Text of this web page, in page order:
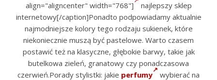
align="aligncenter" width="768"]
najlepszy sklep
internetowy[/caption]Ponadto podpowiadamy aktualnie
najmodniejsze kolory tego rodzaju sukienek, które
niekoniecznie muszą być pastelowe. Warto czasem
postawić też na klasyczne, głębokie barwy, takie jak
butelkowa zieleń, granatowy czy ponadczasowa
czerwień.Porady stylistki: jakie perfumy
wybierać na